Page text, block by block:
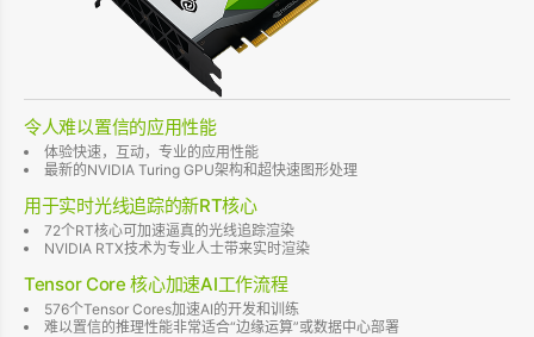
令人难以置信的应用性能
体验快速，互动，专业的应用性能
最新的NVIDIA Turing GPU架构和超快速图形处理
用于实时光线追踪的新RT核心
72个RT核心可加速逼真的光线追踪渲染
NVIDIA RTX技术为专业人士带来实时渲染
Tensor Core 核心加速AI工作流程
576个Tensor Cores加速AI的开发和训练
难以置信的推理性能非常适合“边缘运算”或数据中心部署